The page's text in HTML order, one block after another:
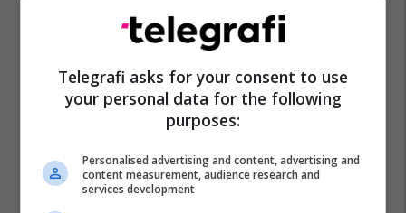
Telegrafi asks for your consent to use
your personal data for the following
purposes:
Personalised advertising and content, advertising and
content measurement, audience research and
services development